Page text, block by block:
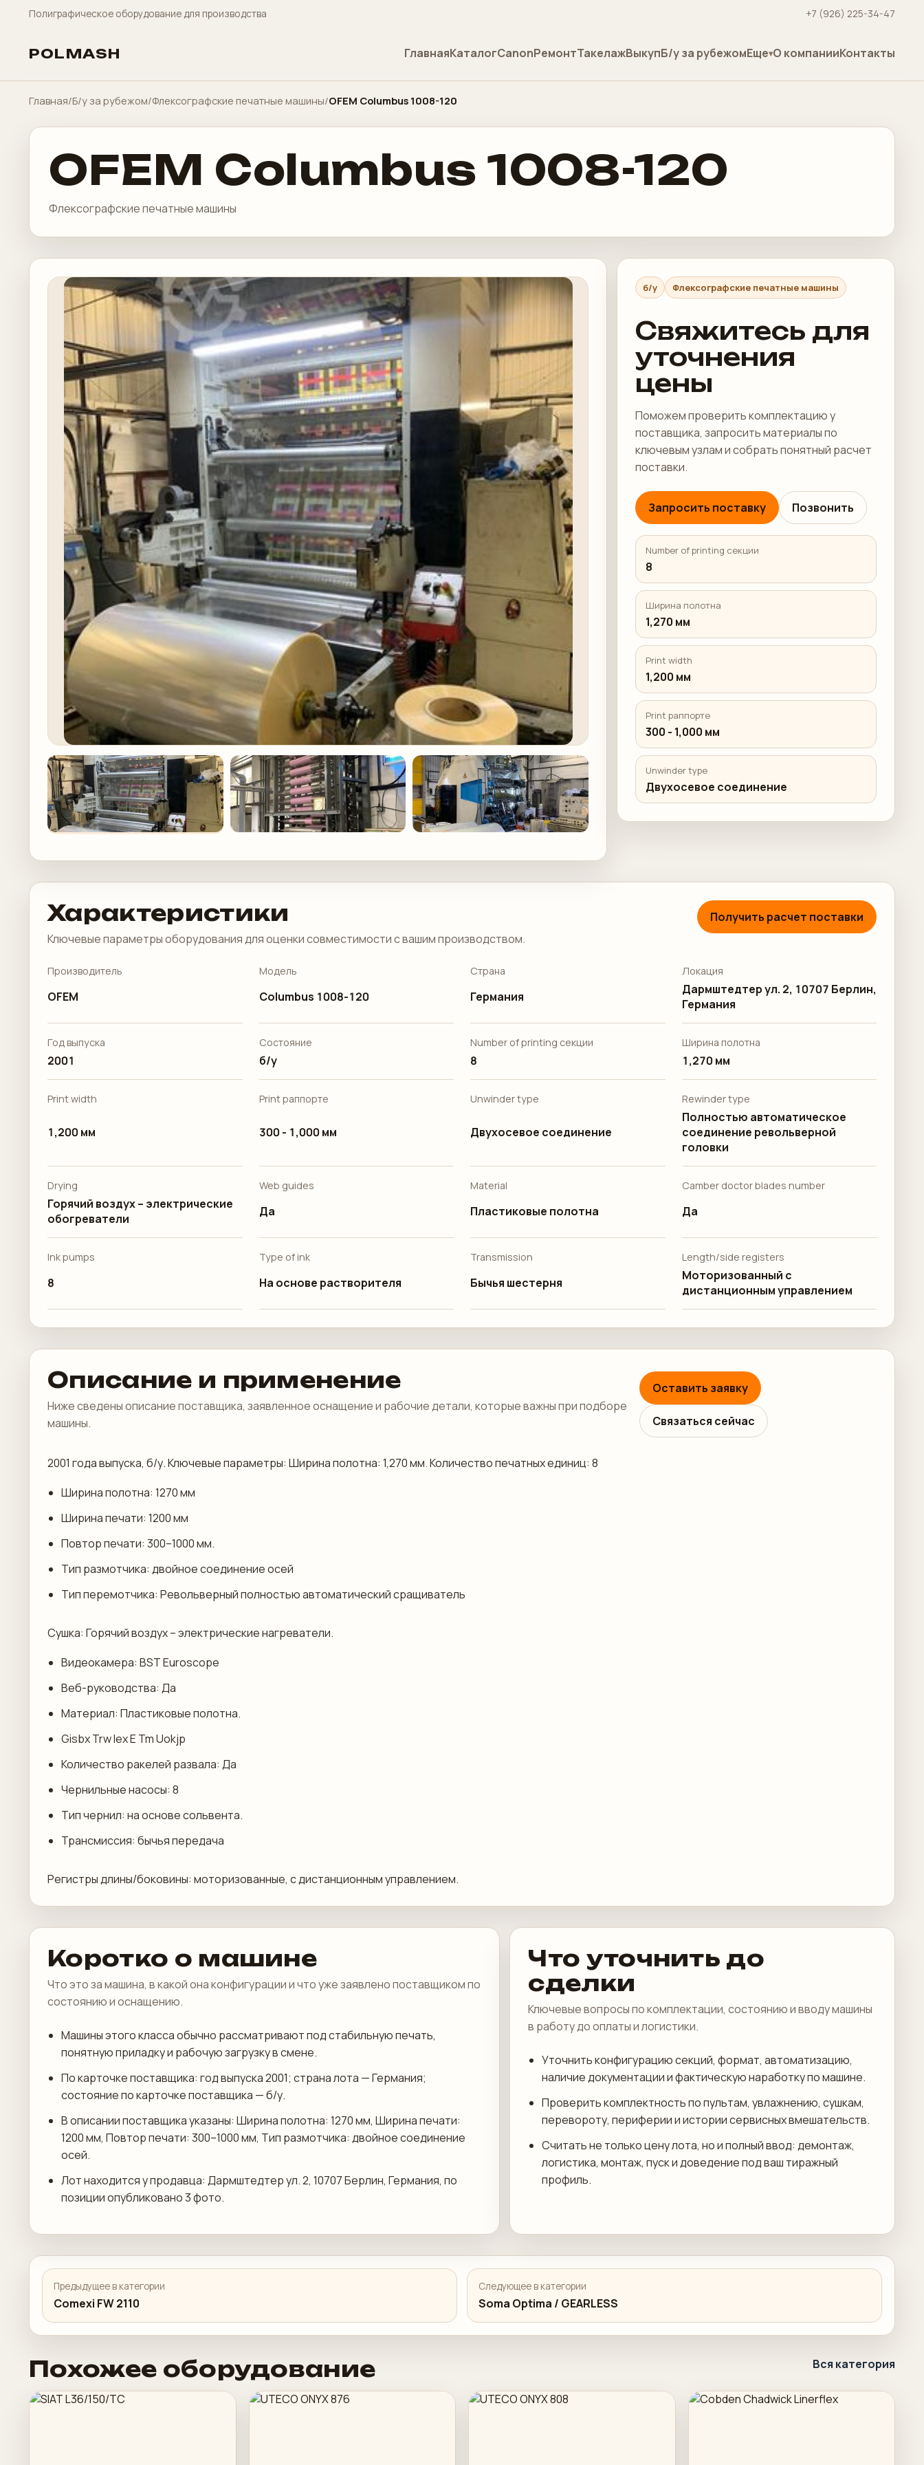
Полиграфическое оборудование для производства +7 (926) 225-34-47
POLMASH ГлавнаяКаталогCanonРемонтТакелажВыкупБ/у за рубежомЕще О компанииКонтакты
Главная/Б/у за рубежом/Флексографские печатные машины/OFEM Columbus 1008-120
OFEM Columbus 1008-120
Флексографские печатные машины
б/у Флексографские печатные машины
Свяжитесь для
уточнения
цены
Поможем проверить комплектацию у
поставщика, запросить материалы по
ключевым узлам и собрать понятный расчет
поставки.
Запросить поставку Позвонить
Number of printing секции
8
Ширина полотна
1,270 мм
Print width
1,200 мм
Print раппорте
300 - 1,000 мм
Unwinder type
Двухосевое соединение
Характеристики
Ключевые параметры оборудования для оценки совместимости с вашим производством.
Получить расчет поставки
Производитель
OFEM
Модель
Columbus 1008-120
Страна
Германия
Локация
Дармштедтер ул. 2, 10707 Берлин,
Германия
Год выпуска
2001
Состояние
б/у
Number of printing секции
8
Ширина полотна
1,270 мм
Print width
1,200 мм
Print раппорте
300 - 1,000 мм
Unwinder type
Двухосевое соединение
Rewinder type
Полностью автоматическое
соединение револьверной
головки
Drying
Горячий воздух – электрические
обогреватели
Web guides
Да
Material
Пластиковые полотна
Camber doctor blades number
Да
Ink pumps
8
Type of ink
На основе растворителя
Transmission
Бычья шестерня
Length/side registers
Моторизованный с
дистанционным управлением
Описание и применение
Ниже сведены описание поставщика, заявленное оснащение и рабочие детали, которые важны при подборе
машины.
Оставить заявку
Связаться сейчас
2001 года выпуска, б/у. Ключевые параметры: Ширина полотна: 1,270 мм. Количество печатных единиц: 8
Ширина полотна: 1270 мм
Ширина печати: 1200 мм
Повтор печати: 300–1000 мм.
Тип размотчика: двойное соединение осей
Тип перемотчика: Револьверный полностью автоматический сращиватель
Сушка: Горячий воздух – электрические нагреватели.
Видеокамера: BST Euroscope
Веб-руководства: Да
Материал: Пластиковые полотна.
Gisbx Trw Iex E Tm Uokjp
Количество ракелей развала: Да
Чернильные насосы: 8
Тип чернил: на основе сольвента.
Трансмиссия: бычья передача
Регистры длины/боковины: моторизованные, с дистанционным управлением.
Коротко о машине
Что это за машина, в какой она конфигурации и что уже заявлено поставщиком по
состоянию и оснащению.
Машины этого класса обычно рассматривают под стабильную печать,
понятную приладку и рабочую загрузку в смене.
По карточке поставщика: год выпуска 2001; страна лота — Германия;
состояние по карточке поставщика — б/у.
В описании поставщика указаны: Ширина полотна: 1270 мм, Ширина печати:
1200 мм, Повтор печати: 300–1000 мм, Тип размотчика: двойное соединение
осей.
Лот находится у продавца: Дармштедтер ул. 2, 10707 Берлин, Германия, по
позиции опубликовано 3 фото.
Что уточнить до
сделки
Ключевые вопросы по комплектации, состоянию и вводу машины
в работу до оплаты и логистики.
Уточнить конфигурацию секций, формат, автоматизацию,
наличие документации и фактическую наработку по машине.
Проверить комплектность по пультам, увлажнению, сушкам,
перевороту, периферии и истории сервисных вмешательств.
Считать не только цену лота, но и полный ввод: демонтаж,
логистика, монтаж, пуск и доведение под ваш тиражный
профиль.
Предыдущее в категории
Comexi FW 2110
Следующее в категории
Soma Optima / GEARLESS
Похожее оборудование Вся категория